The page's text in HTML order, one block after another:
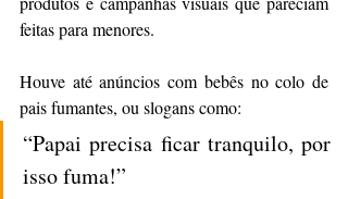
feitas para menores.
Houve até anúncios com bebês no colo de
pais fumantes, ou slogans como:
“Papai precisa ficar tranquilo, por
isso fuma!”